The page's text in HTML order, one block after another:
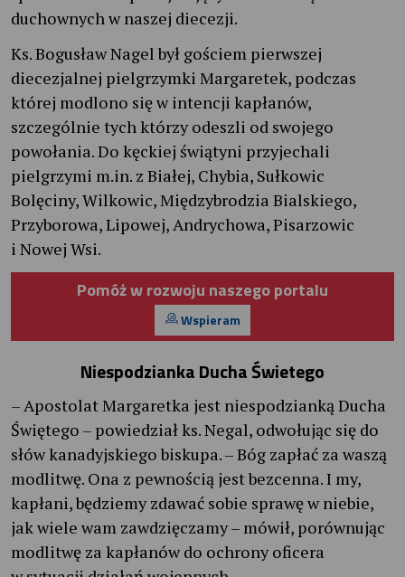
duchownych w naszej diecezji.
Ks. Bogusław Nagel był gościem pierwszej
diecezjalnej pielgrzymki Margaretek, podczas
której modlono się w intencji kapłanów,
szczególnie tych którzy odeszli od swojego
powołania. Do kęckiej świątyni przyjechali
pielgrzymi m.in. z Białej, Chybia, Sułkowic
Bolęciny, Wilkowic, Międzybrodzia Bialskiego,
Przyborowa, Lipowej, Andrychowa, Pisarzowic
i Nowej Wsi.
Pomóż w rozwoju naszego portalu
Wspieram
Niespodzianka Ducha Świetego
– Apostolat Margaretka jest niespodzianką Ducha
Świętego – powiedział ks. Negal, odwołując się do
słów kanadyjskiego biskupa. – Bóg zapłać za waszą
modlitwę. Ona z pewnością jest bezcenna. I my,
kapłani, będziemy zdawać sobie sprawę w niebie,
jak wiele wam zawdzięczamy – mówił, porównując
modlitwę za kapłanów do ochrony oficera